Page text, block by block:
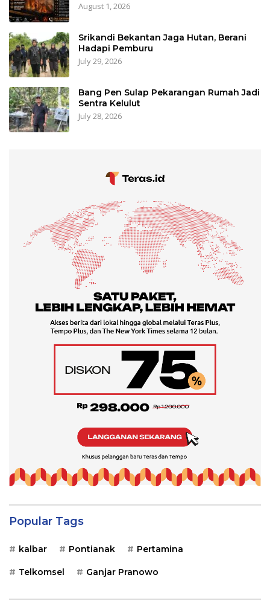
August 1, 2026
Srikandi Bekantan Jaga Hutan, Berani
Hadapi Pemburu
July 29, 2026
Bang Pen Sulap Pekarangan Rumah Jadi
Sentra Kelulut
July 28, 2026
Popular Tags
kalbar Pontianak Pertamina
Telkomsel Ganjar Pranowo